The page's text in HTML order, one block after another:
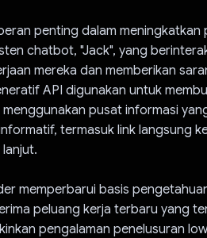
penting dalam
chatbot, "Jack", yang
mereka dan memberikan
API digunakan untuk
menggunakan pusat informasi
termasuk link langsung
memperbarui basis
peluang kerja terbaru yang
pengalaman penelusuran